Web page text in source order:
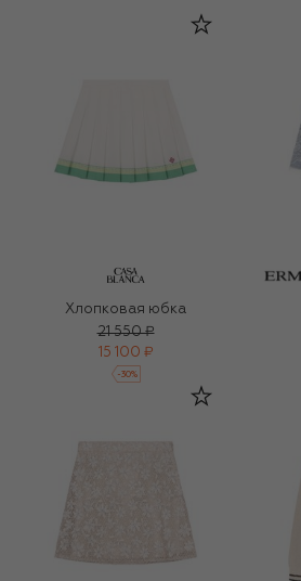
Хлопковая юбка
21 550 ₽
15 100 ₽
-30%